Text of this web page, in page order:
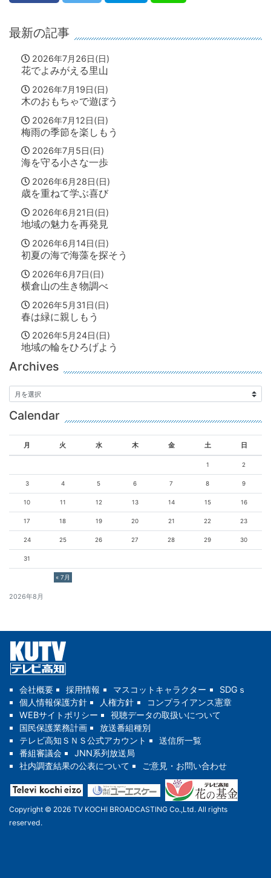
最新の記事
2026年7月26日(日)
花でよみがえる里山
2026年7月19日(日)
木のおもちゃで遊ぼう
2026年7月12日(日)
梅雨の季節を楽しもう
2026年7月5日(日)
海を守る小さな一歩
2026年6月28日(日)
歳を重ねて学ぶ喜び
2026年6月21日(日)
地域の魅力を再発見
2026年6月14日(日)
初夏の海で海藻を探そう
2026年6月7日(日)
横倉山の生き物調べ
2026年5月31日(日)
春は緑に親しもう
2026年5月24日(日)
地域の輪をひろげよう
Archives
Calendar
2026年8月
月 火 水 木 金 土 日
« 7月
1 2
3 4 5 6 7 8 9
10 11 12 13 14 15 16
17 18 19 20 21 22 23
24 25 26 27 28 29 30
31
会社概要 採用情報 マスコットキャラクター
SDGｓ
個人情報保護方針
人権方針
コンプライアンス憲章
WEBサイトポリシー
視聴データの取扱いについて
国民保護業務計画
放送番組種別
テレビ高知ＳＮＳ公式アカウント
送信所一覧
番組審議会
JNN系列放送局
社内調査結果の公表について
ご意見・お問い合わせ
Copyright © 2026 TV KOCHI BROADCASTING Co.,Ltd. All rights
reserved.